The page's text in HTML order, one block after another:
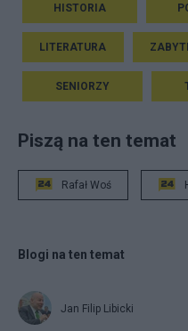
HISTORIA
LITERATURA
SENIORZY
Piszą na ten temat
Rafał Woś
Blogi na ten temat
Jan Filip Libicki